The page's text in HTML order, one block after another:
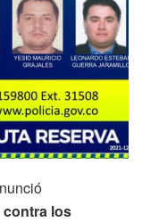
contra los